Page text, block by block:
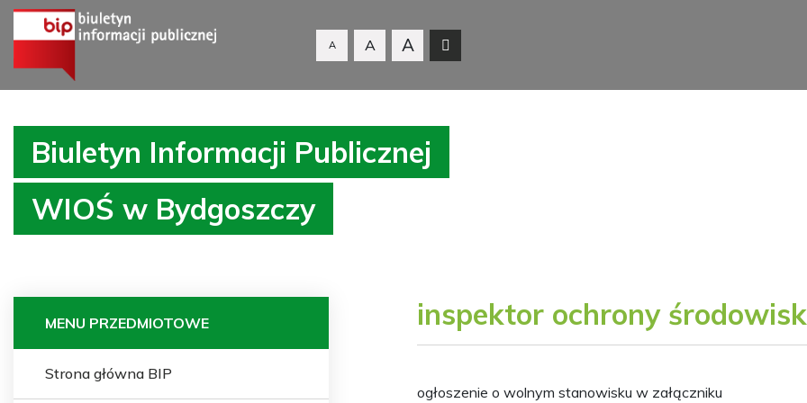
A A A
Biuletyn Informacji Publicznej
WIOŚ w Bydgoszczy
MENU PRZEDMIOTOWE
Strona główna BIP
inspektor ochrony
ogłoszenie o wolnym stanowisku w załączniku